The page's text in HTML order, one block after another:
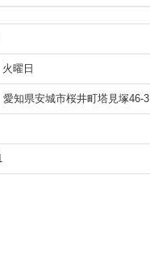
曜日
知県安城市桜井町塔見塚46-3